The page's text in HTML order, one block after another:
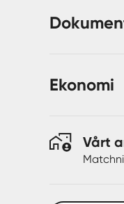
vid en
ansökan om
Detta
Varmt
Ekonomi
Vårt